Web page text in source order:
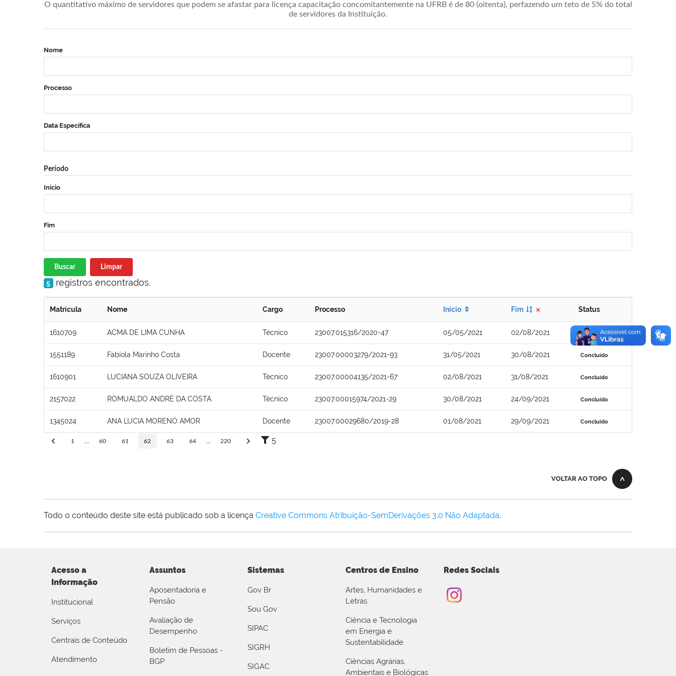
O quantitativo máximo de servidores que podem se afastar para licença capacitação concomitantemente na UFRB é de 80 (oitenta), perfazendo um teto de 5% do total
de servidores da Instituição.
Nome
Processo
Data Específica
Período
Início
Fim
Buscar Limpar
5 registros encontrados.
Matrícula Nome Cargo Processo Início Fim Status
1610709 ACMA DE LIMA CUNHA Técnico 23007.015316/2020-47 05/05/2021 02/08/2021 Concluído
1551189 Fabíola Marinho Costa Docente 23007.00003279/2021-93 31/05/2021 30/08/2021 Concluído
1610901 LUCIANA SOUZA OLIVEIRA Técnico 23007.00004135/2021-67 02/08/2021 31/08/2021 Concluído
2157022 ROMUALDO ANDRÉ DA COSTA Técnico 23007.00015974/2021-29 30/08/2021 24/09/2021 Concluído
1345024 ANA LUCIA MORENO AMOR Docente 23007.00029680/2019-28 01/08/2021 29/09/2021 Concluído
1 60 61 62 63 64 220 5
VOLTAR AO TOPO
Todo o conteúdo deste site está publicado sob a licença Creative Commons Atribuição-SemDerivações 3.0 Não Adaptada.
Acesso a
Informação
Institucional
Serviços
Centrais de Conteúdo
Atendimento
Assuntos
Aposentadoria e
Pensão
Avaliação de
Desempenho
Boletim de Pessoas -
BGP
Sistemas
Gov Br
Sou Gov
SIPAC
SIGRH
SIGAC
Centros de Ensino
Artes, Humanidades e
Letras
Ciência e Tecnologia
em Energia e
Sustentabilidade
Ciências Agrárias,
Ambientais e Biológicas
Redes Sociais